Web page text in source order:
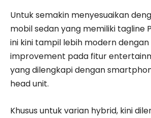
Untuk semakin menyesuaikan
mobil sedan yang memiliki tagline
ini kini tampil lebih modern
improvement pada fitur
yang dilengkapi dengan
head unit.
Khusus untuk varian hybrid, kini